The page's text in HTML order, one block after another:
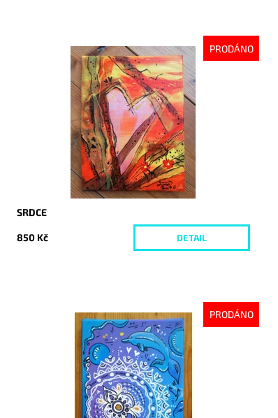
PRODÁNO
Vyprodáno
3514
SRDCE
850 Kč DETAIL
PRODÁNO
Vyprodáno
4004